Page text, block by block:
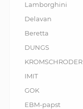
Lamborghini
Delavan
Beretta
DUNGS
KROMSCHRODER
IMIT
GOK
EBM-papst